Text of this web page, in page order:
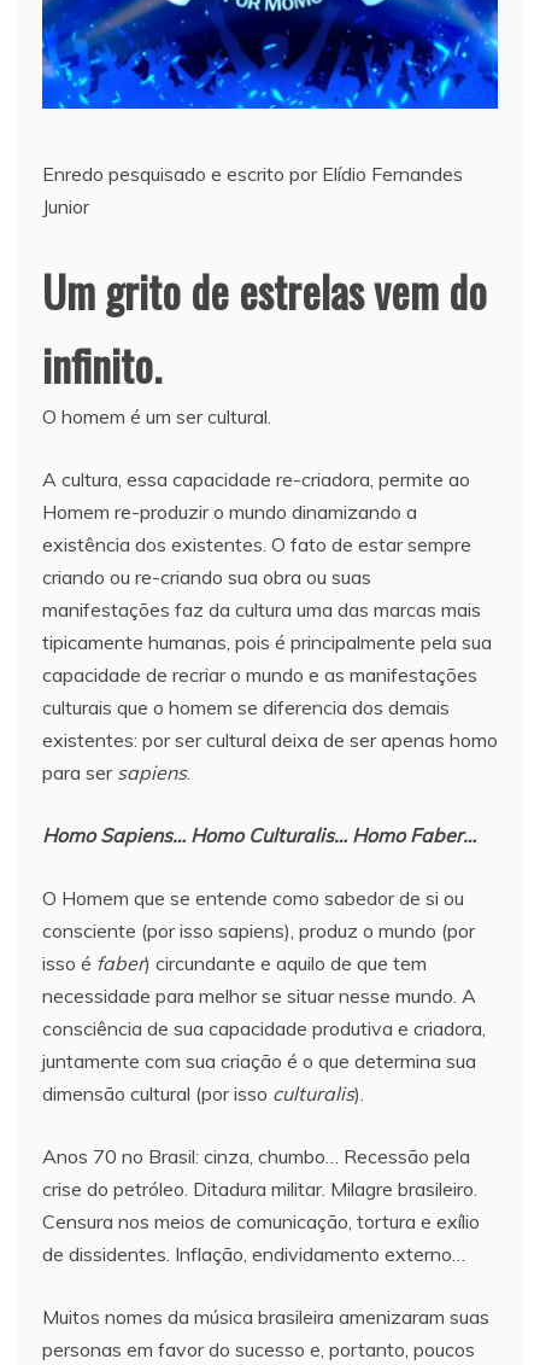
Enredo pesquisado e escrito por Elídio Fernandes
Junior
Um grito de estrelas vem do
infinito.
O homem é um ser cultural.
A cultura, essa capacidade re-criadora, permite ao
Homem re-produzir o mundo dinamizando a
existência dos existentes. O fato de estar sempre
criando ou re-criando sua obra ou suas
manifestações faz da cultura uma das marcas mais
tipicamente humanas, pois é principalmente pela sua
capacidade de recriar o mundo e as manifestações
culturais que o homem se diferencia dos demais
existentes: por ser cultural deixa de ser apenas homo
para ser sapiens.
Homo Sapiens… Homo Culturalis… Homo Faber…
O Homem que se entende como sabedor de si ou
consciente (por isso sapiens), produz o mundo (por
isso é faber) circundante e aquilo de que tem
necessidade para melhor se situar nesse mundo. A
consciência de sua capacidade produtiva e criadora,
juntamente com sua criação é o que determina sua
dimensão cultural (por isso culturalis).
Anos 70 no Brasil: cinza, chumbo… Recessão pela
crise do petróleo. Ditadura militar. Milagre brasileiro.
Censura nos meios de comunicação, tortura e exílio
de dissidentes. Inflação, endividamento externo…
Muitos nomes da música brasileira amenizaram suas
personas em favor do sucesso e, portanto, poucos